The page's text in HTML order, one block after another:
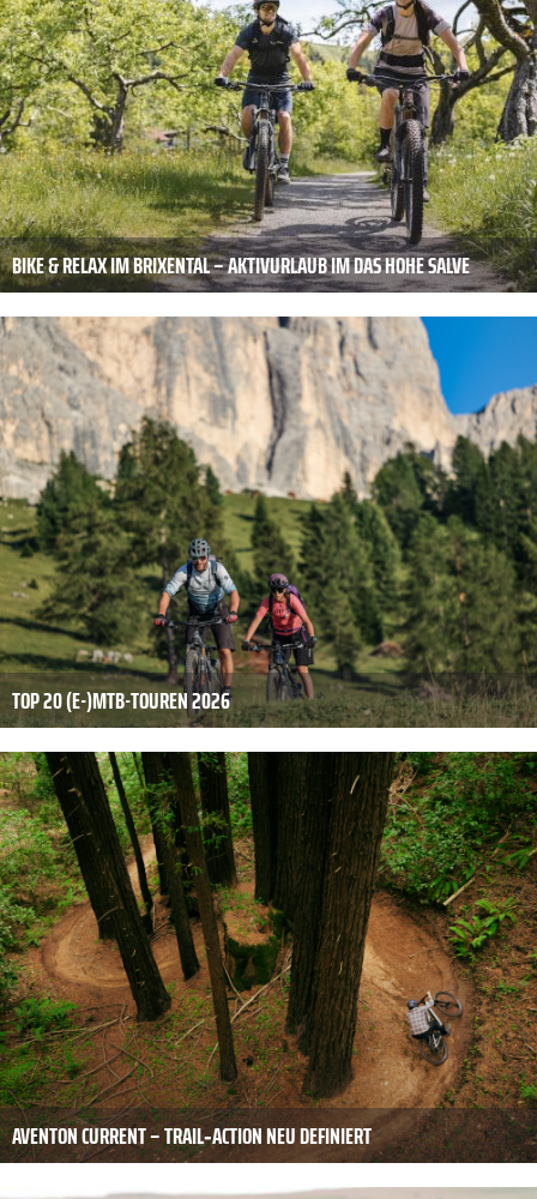
BIKE & RELAX IM BRIXENTAL – AKTIVURLAUB IM DAS HOHE SALVE
TOP 20 (E-)MTB-TOUREN 2026
AVENTON CURRENT – TRAIL‑ACTION NEU DEFINIERT